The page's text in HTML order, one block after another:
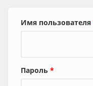
Имя пользователя
Пароль *